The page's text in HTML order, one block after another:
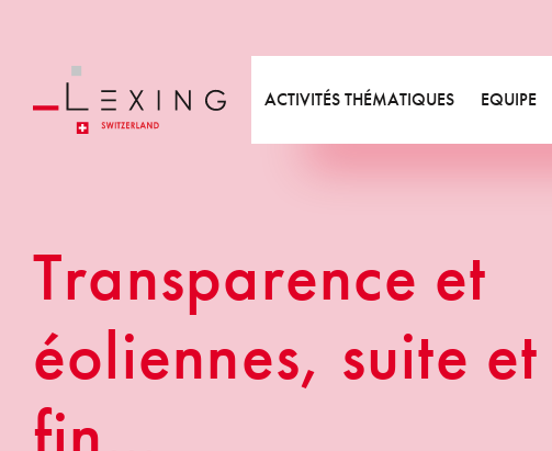
ACTIVITÉS THÉMATIQUES EQUIPE
Valeurs
Départements
Bibliographie
Annonces formations
Actualités
Newsletters
Transparence et
éoliennes, suite